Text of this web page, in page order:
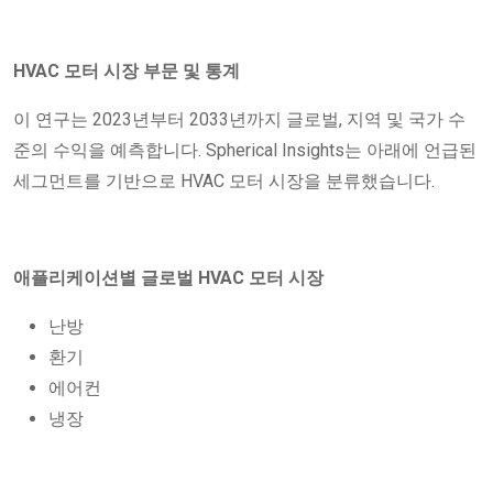
HVAC 모터 시장 부문 및 통계
이 연구는 2023년부터 2033년까지 글로벌, 지역 및 국가 수
준의 수익을 예측합니다. Spherical Insights는 아래에 언급된
세그먼트를 기반으로 HVAC 모터 시장을 분류했습니다.
애플리케이션별 글로벌 HVAC 모터 시장
난방
환기
에어컨
냉장